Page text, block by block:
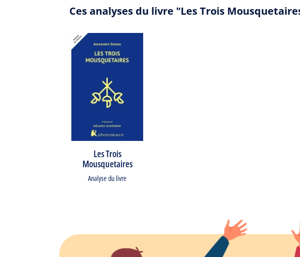
Ces analyses du livre "Les Trois
Les Trois
Mousquetaires
Analyse du livre